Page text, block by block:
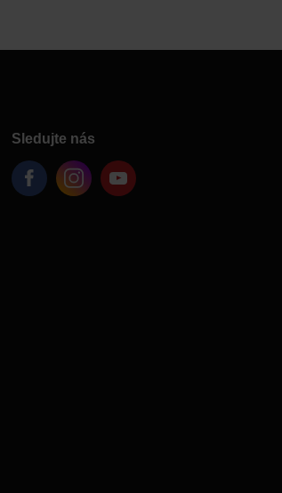
Sledujte nás